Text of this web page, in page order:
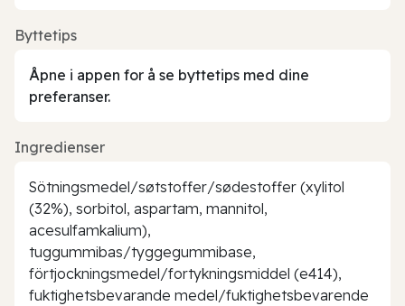
Byttetips
Åpne i appen for å se byttetips med dine
preferanser.
Ingredienser
Sötningsmedel/søtstoffer/sødestoffer (xylitol
(32%), sorbitol, aspartam, mannitol,
acesulfamkalium),
tuggummibas/tyggegummibase,
förtjockningsmedel/fortykningsmiddel (e414),
fuktighetsbevarande medel/fuktighetsbevarende